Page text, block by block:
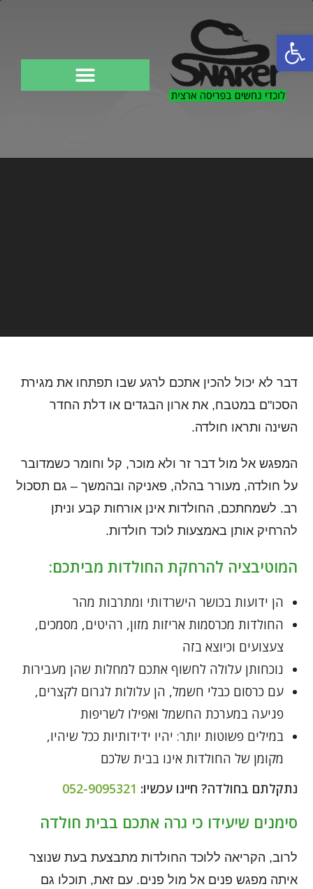
פתח סרגל נגישות
דבר לא יכול להכין אתכם לרגע שבו תפתחו את מגירת
הסכו"ם במטבח, את ארון הבגדים או דלת החדר
השינה ותראו חולדה.
המפגש אל מול דבר זר ולא מוכר, קל וחומר כשמדובר
על חולדה, מעורר בהלה, פאניקה ובהמשך – גם תסכול
רב. לשמחתכם, החולדות אינן אורחות קבע וניתן
להרחיק אותן באמצעות לוכד חולדות.
המוטיבציה להרחקת החולדות מביתכם:
הן ידועות בכושר הישרדותי ומתרבות מהר
החולדות מכרסמות אריזות מזון, רהיטים, מסמכים,
צעצועים וכיוצא בזה
נוכחותן עלולה לחשוף אתכם למחלות שהן מעבירות
עם כרסום כבלי חשמל, הן עלולות לגרום לקצרים,
פגיעה במערכת החשמל ואפילו לשריפות
במילים פשוטות יותר: יהיו ידידותיות ככל שיהיו,
מקומן של החולדות אינו בבית שלכם
נתקלתם בחולדה? חייגו עכשיו: 052-9095321
סימנים שיעידו כי גרה אתכם בבית חולדה
לרוב, הקריאה ללוכד החולדות מתבצעת בעת שנוצר
איתה מפגש פנים אל מול פנים. עם זאת, תוכלו גם